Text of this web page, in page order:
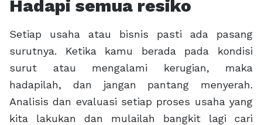
Hadapi semua resiko
Setiap usaha atau bisnis pasti ada pasang
surutnya. Ketika kamu berada pada kondisi
surut atau mengalami kerugian, maka
hadapilah, dan jangan pantang menyerah.
Analisis dan evaluasi setiap proses usaha yang
kita lakukan dan mulailah bangkit lagi cari